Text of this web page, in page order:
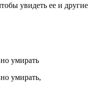
увидеть ее и другие
умирать
умирать,